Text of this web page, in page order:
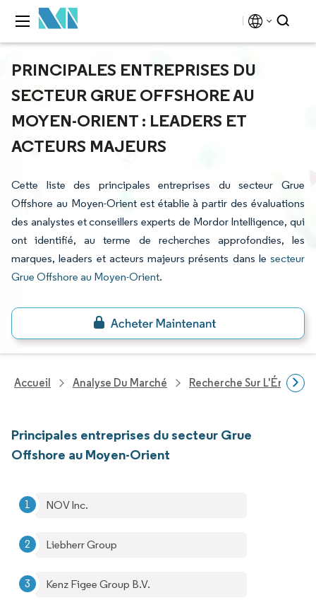
PRINCIPALES ENTREPRISES DU
SECTEUR GRUE OFFSHORE AU
MOYEN-ORIENT : LEADERS ET
ACTEURS MAJEURS
Cette liste des principales entreprises du secteur Grue
Offshore au Moyen-Orient est établie à partir des évaluations
des analystes et conseillers experts de Mordor Intelligence, qui
ont identifié, au terme de recherches approfondies, les
marques, leaders et acteurs majeurs présents dans le secteur
Grue Offshore au Moyen-Orient.
Accueil Analyse Du Marché Recherche Sur
Principales entreprises du secteur Grue
Offshore au Moyen-Orient
NOV Inc.
Liebherr Group
Kenz Figee Group B.V.